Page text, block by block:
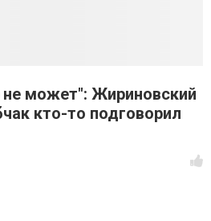
не может": Жириновский
кто-то подговорил